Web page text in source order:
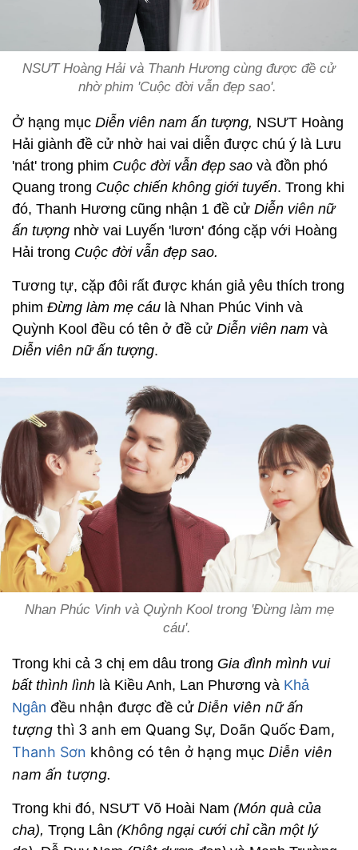
NSƯT Hoàng Hải và Thanh Hương cùng được đề cử
nhờ phim 'Cuộc đời vẫn đẹp sao'.
Ở hạng mục Diễn viên nam ấn tượng, NSƯT Hoàng
Hải giành đề cử nhờ hai vai diễn được chú ý là Lưu
'nát' trong phim Cuộc đời vẫn đẹp sao và đồn phó
Quang trong Cuộc chiến không giới tuyến. Trong khi
đó, Thanh Hương cũng nhận 1 đề cử Diễn viên nữ
ấn tượng nhờ vai Luyến 'lươn' đóng cặp với Hoàng
Hải trong Cuộc đời vẫn đẹp sao.
Tương tự, cặp đôi rất được khán giả yêu thích trong
phim Đừng làm mẹ cáu là Nhan Phúc Vinh và
Quỳnh Kool đều có tên ở đề cử Diễn viên nam và
Diễn viên nữ ấn tượng.
Nhan Phúc Vinh và Quỳnh Kool trong 'Đừng làm mẹ
cáu'.
Trong khi cả 3 chị em dâu trong Gia đình mình vui
bất thình lình là Kiều Anh, Lan Phương và Khả
Ngân đều nhận được đề cử Diễn viên nữ ấn
tượng thì 3 anh em Quang Sự, Doãn Quốc Đam,
Thanh Sơn không có tên ở hạng mục Diễn viên
nam ấn tượng.
Trong khi đó, NSƯT Võ Hoài Nam (Món quà của
cha), Trọng Lân (Không ngại cưới chỉ cần một lý